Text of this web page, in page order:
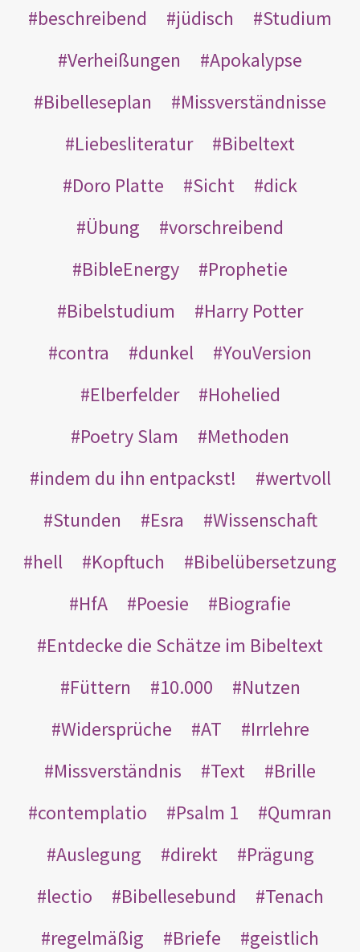
beschreibend
jüdisch
Studium
Verheißungen
Apokalypse
Bibelleseplan
Missverständnisse
Liebesliteratur
Bibeltext
Doro Platte
Sicht
dick
Übung
vorschreibend
BibleEnergy
Prophetie
Bibelstudium
Harry Potter
contra
dunkel
YouVersion
Elberfelder
Hohelied
Poetry Slam
Methoden
indem du ihn entpackst!
wertvoll
Stunden
Esra
Wissenschaft
hell
Kopftuch
Bibelübersetzung
HfA
Poesie
Biografie
Entdecke die Schätze im Bibeltext
Füttern
10.000
Nutzen
Widersprüche
AT
Irrlehre
Missverständnis
Text
Brille
contemplatio
Psalm 1
Qumran
Auslegung
direkt
Prägung
lectio
Bibellesebund
Tenach
regelmäßig
Briefe
geistlich